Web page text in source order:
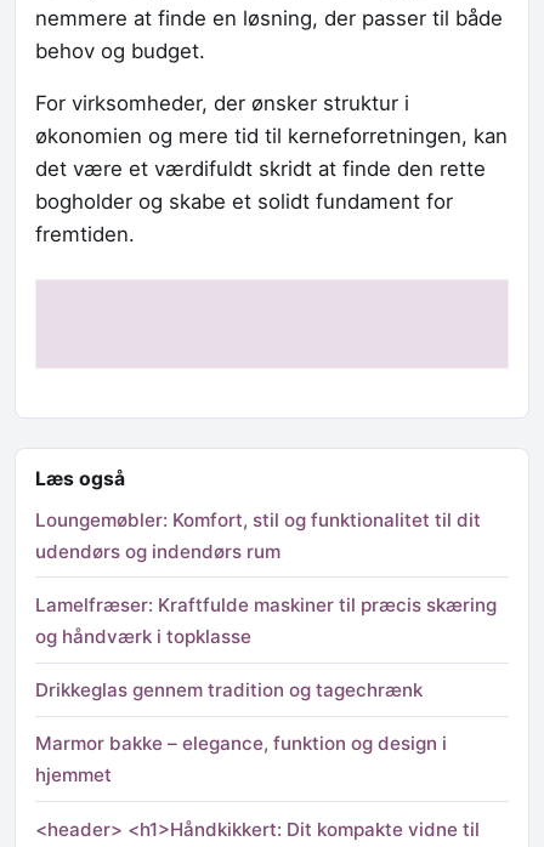
nemmere at finde en løsning, der passer til både
behov og budget.
For virksomheder, der ønsker struktur i
økonomien og mere tid til kerneforretningen, kan
det være et værdifuldt skridt at finde den rette
bogholder og skabe et solidt fundament for
fremtiden.
Læs også
Loungemøbler: Komfort, stil og funktionalitet til dit
udendørs og indendørs rum
Lamelfræser: Kraftfulde maskiner til præcis skæring
og håndværk i topklasse
Drikkeglas gennem tradition og tagechrænk
Marmor bakke – elegance, funktion og design i
hjemmet
<header> <h1>Håndkikkert: Dit kompakte vidne til